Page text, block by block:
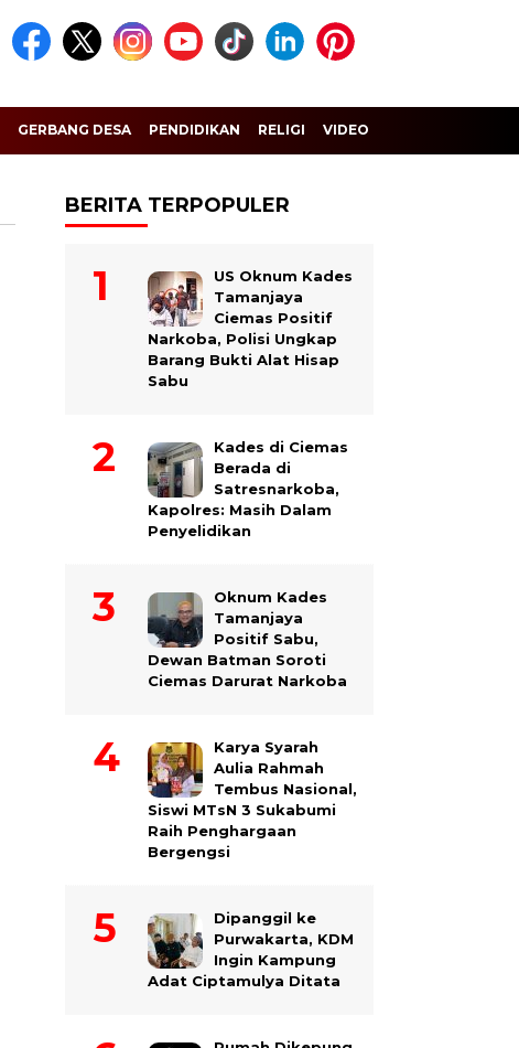
GERBANG DESA PENDIDIKAN RELIGI VIDEO
BERITA TERPOPULER
US Oknum Kades
Tamanjaya
Ciemas Positif
Narkoba, Polisi Ungkap
Barang Bukti Alat Hisap
Sabu
Kades di Ciemas
Berada di
Satresnarkoba,
Kapolres: Masih Dalam
Penyelidikan
Oknum Kades
Tamanjaya
Positif Sabu,
Dewan Batman Soroti
Ciemas Darurat Narkoba
Karya Syarah
Aulia Rahmah
Tembus Nasional,
Siswi MTsN 3 Sukabumi
Raih Penghargaan
Bergengsi
Dipanggil ke
Purwakarta, KDM
Ingin Kampung
Adat Ciptamulya Ditata